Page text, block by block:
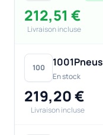
212,51 €
Livraison incluse
100 1001Pneus
En stock
219,20 €
Livraison incluse